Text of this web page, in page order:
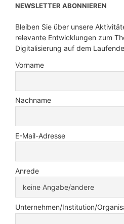
NEWSLETTER ABONNIEREN
Bleiben Sie über unsere
relevante Entwicklungen zum
Digitalisierung auf dem
Vorname
Nachname
E-Mail-Adresse
Anrede
Unternehmen/Institution/